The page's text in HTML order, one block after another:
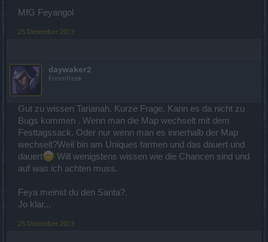
MfG Feyangol
25 Dezember 2013
daywaker2
Forenfreak
Gut zu wissen Tarianah. Kurze Frage. Kann es da nicht zu
Bugs kommen . Wenn man die Map wechselt mit dem
Festtagssack. Oder nur wenn man es innerhalb der Map
wechselt?Weil bin am Uniques farmen und das dauert und
dauert
Will wenigstens wissen wie die Chancen sind und
auf was ich achten muss.
Feya meinst du den Santa?.
Jo klar...
25 Dezember 2013